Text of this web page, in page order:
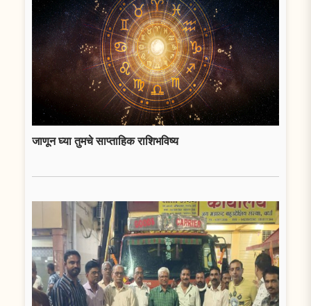
जाणून घ्या तुमचे साप्ताहिक राशिभविष्य